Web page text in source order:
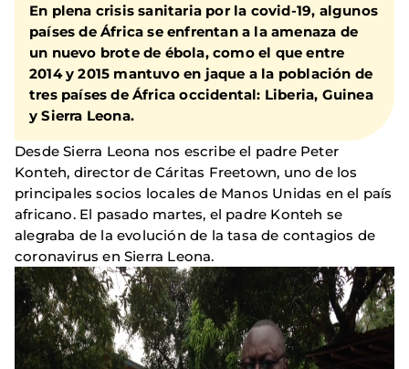
En plena crisis sanitaria por la covid-19, algunos
países de África se enfrentan a la amenaza de
un nuevo brote de ébola, como el que entre
2014 y 2015 mantuvo en jaque a la población de
tres países de África occidental: Liberia, Guinea
y Sierra Leona.
Desde Sierra Leona nos escribe el padre Peter
Konteh, director de Cáritas Freetown, uno de los
principales socios locales de Manos Unidas en el país
africano. El pasado martes, el padre Konteh se
alegraba de la evolución de la tasa de contagios de
coronavirus en Sierra Leona.